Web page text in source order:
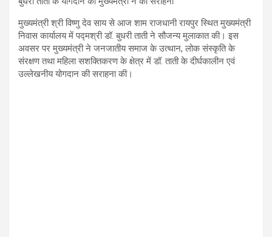
मुख्यमंत्री श्री विष्णु देव साय से आज शाम राजधानी रायपुर स्थित मुख्यमंत्री
निवास कार्यालय में पद्मश्री डॉ. बुधरी ताती ने सौजन्य मुलाकात की। इस
अवसर पर मुख्यमंत्री ने जनजातीय समाज के उत्थान, लोक संस्कृति के
संरक्षण तथा महिला सशक्तिकरण के क्षेत्र में डॉ. ताती के दीर्घकालीन एवं
उल्लेखनीय योगदान की सराहना की।